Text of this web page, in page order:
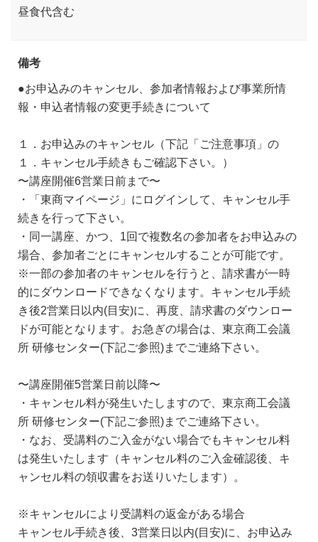
昼食代含む
備考
●お申込みのキャンセル、参加者情報および事業所情
報・申込者情報の変更手続きについて
１．お申込みのキャンセル（下記「ご注意事項」の
１．キャンセル手続きもご確認下さい。）
〜講座開催6営業日前まで〜
・「東商マイページ」にログインして、キャンセル手
続きを行って下さい。
・同一講座、かつ、1回で複数名の参加者をお申込みの
場合、参加者ごとにキャンセルすることが可能です。
※一部の参加者のキャンセルを行うと、請求書が一時
的にダウンロードできなくなります。キャンセル手続
き後2営業日以内(目安)に、再度、請求書のダウンロー
ドが可能となります。お急ぎの場合は、東京商工会議
所 研修センター(下記ご参照)までご連絡下さい。
〜講座開催5営業日前以降〜
・キャンセル料が発生いたしますので、東京商工会議
所 研修センター(下記ご参照)までご連絡下さい。
・なお、受講料のご入金がない場合でもキャンセル料
は発生いたします（キャンセル料のご入金確認後、キ
ャンセル料の領収書をお送りいたします）。
※キャンセルにより受講料の返金がある場合
キャンセル手続き後、3営業日以内(目安)に、お申込み